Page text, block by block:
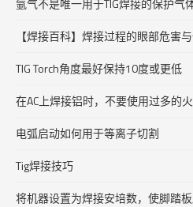
氩气不是唯一用于TIG焊接的保护气
【焊接百科】焊接过程的眼部危害
TIG Torch角度最好保持10度或更低
在AC上焊接铝时，不要使用过多的
电弧启动如何用于等离子切割
Tig焊接技巧
将机器设置为焊接安培数，使脚踏